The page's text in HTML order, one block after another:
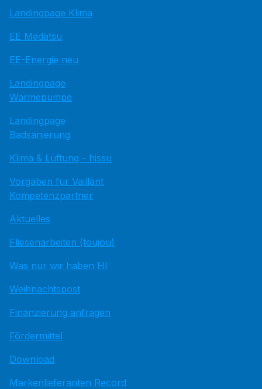
Landingpage Klima
EE Medatsu
EE-Energie neu
Landingpage
Wärmepumpe
Landingpage
Badsanierung
Klima & Lüftung - hissu
Vorgaben für Vaillant
Kompetenzpartner
Aktuelles
Fliesenarbeiten (toujou)
Was nur wir haben HI
Weihnachtspost
Finanzierung anfragen
Fördermittel
Download
Markenlieferanten Record